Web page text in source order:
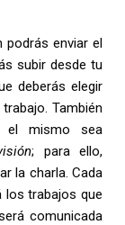
podrás enviar el
subir desde tu
deberás elegir
También
el mismo sea
; para ello,
la charla. Cada
los trabajos que
comunicada